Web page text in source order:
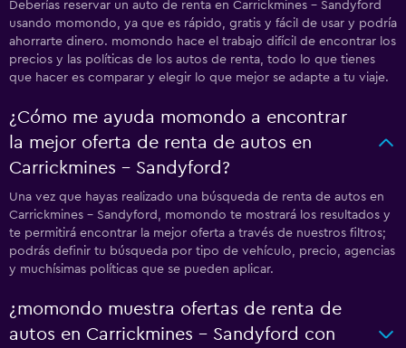
Deberías reservar un auto de renta en Carrickmines - Sandyford
usando momondo, ya que es rápido, gratis y fácil de usar y podría
ahorrarte dinero. momondo hace el trabajo difícil de encontrar los
precios y las políticas de los autos de renta, todo lo que tienes
que hacer es comparar y elegir lo que mejor se adapte a tu viaje.
¿Cómo me ayuda momondo a encontrar
la mejor oferta de renta de autos en
Carrickmines - Sandyford?
Una vez que hayas realizado una búsqueda de renta de autos en
Carrickmines - Sandyford, momondo te mostrará los resultados y
te permitirá encontrar la mejor oferta a través de nuestros filtros;
podrás definir tu búsqueda por tipo de vehículo, precio, agencias
y muchísimas políticas que se pueden aplicar.
¿momondo muestra ofertas de renta de
autos en Carrickmines - Sandyford con